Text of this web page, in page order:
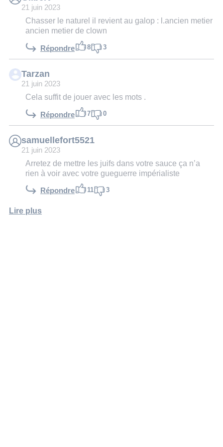
21 juin 2023
Chasser le naturel il revient au galop : l.ancien metier
ancien metier de clown
Répondre 8 3
Tarzan
21 juin 2023
Cela suffit de jouer avec les mots .
Répondre 7 0
samuellefort5521
21 juin 2023
Arretez de mettre les juifs dans votre sauce ça n’a
rien à voir avec votre gueguerre impérialiste
Répondre 11 3
Lire plus